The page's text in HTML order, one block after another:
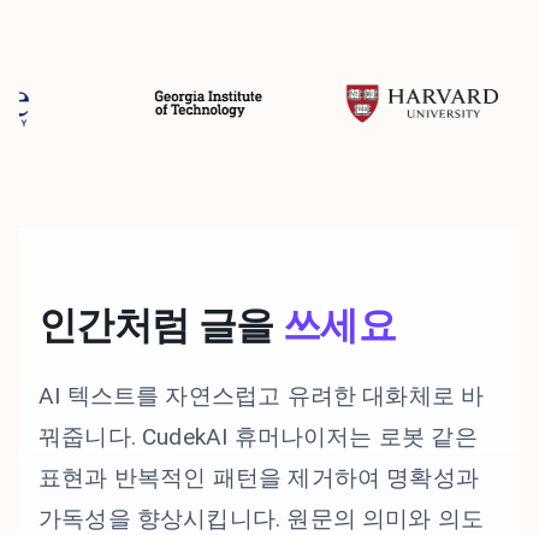
인간처럼 글을 쓰세요
AI 텍스트를 자연스럽고 유려한 대화체로 바
꿔줍니다. CudekAI 휴머나이저는 로봇 같은
표현과 반복적인 패턴을 제거하여 명확성과
가독성을 향상시킵니다. 원문의 의미와 의도